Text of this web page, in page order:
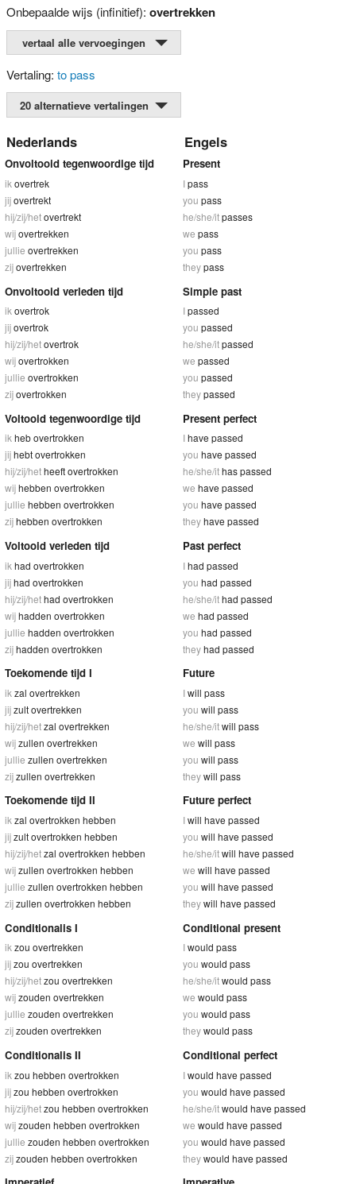
Onbepaalde wijs (infinitief): overtrekken
vertaal alle vervoegingen
Vertaling: to pass
20 alternatieve vertalingen
Nederlands Engels
Onvoltooid tegenwoordige tijd
ik overtrek
jijovertrekt
hij/zij/hetovertrekt
wijovertrekken
jullie overtrekken
zijovertrekken
Present
Ipass
you pass
he/she/itpasses
we pass
you pass
theypass
Onvoltooid verleden tijd
ik overtrok
jijovertrok
hij/zij/hetovertrok
wijovertrokken
jullie overtrokken
zijovertrokken
Simple past
Ipassed
you passed
he/she/itpassed
we passed
you passed
theypassed
Voltooid tegenwoordige tijd
ikheb overtrokken
jijhebt overtrokken
hij/zij/hetheeft overtrokken
wijhebben overtrokken
jullie hebben overtrokken
zijhebben overtrokken
Present perfect
Ihave passed
you have passed
he/she/ithas passed
we have passed
you have passed
theyhave passed
Voltooid verleden tijd
ik had overtrokken
jijhad overtrokken
hij/zij/hethad overtrokken
wijhadden overtrokken
jullie hadden overtrokken
zijhadden overtrokken
Past perfect
Ihad passed
you had passed
he/she/ithad passed
we had passed
you had passed
theyhad passed
Toekomende tijd I
ik zal overtrekken
jijzult overtrekken
hij/zij/hetzal overtrekken
wijzullen overtrekken
jullie zullen overtrekken
zijzullen overtrekken
Future
Iwill pass
you will pass
he/she/itwill pass
we will pass
you will pass
theywill pass
Toekomende tijd II
ik zal overtrokken hebben
jijzult overtrokken hebben
hij/zij/hetzal overtrokken hebben
wijzullen overtrokken hebben
jullie zullen overtrokken hebben
zijzullen overtrokken hebben
Future perfect
Iwill have passed
you will have passed
he/she/itwill have passed
we will have passed
you will have passed
theywill have passed
Conditionalis I
ik zou overtrekken
jijzou overtrekken
hij/zij/hetzou overtrekken
wijzouden overtrekken
jullie zouden overtrekken
zijzouden overtrekken
Conditional present
Iwould pass
you would pass
he/she/itwould pass
we would pass
you would pass
theywould pass
Conditionalis II
ik zou hebben overtrokken
jijzou hebben overtrokken
hij/zij/hetzou hebben overtrokken
wijzouden hebben overtrokken
jullie zouden hebben overtrokken
zijzouden hebben overtrokken
Conditional perfect
Iwould have passed
you would have passed
he/she/itwould have passed
we would have passed
you would have passed
theywould have passed